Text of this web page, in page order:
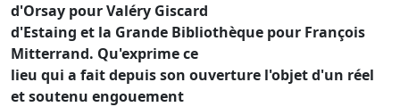
d'Orsay pour Valéry Giscard
d'Estaing et la Grande Bibliothèque pour François
Mitterrand. Qu'exprime ce
lieu qui a fait depuis son ouverture l'objet d'un réel
et soutenu engouement